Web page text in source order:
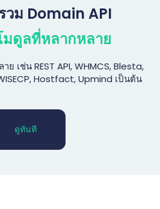
วม Domain API
มดูลที่หลากหลาย
เช่น REST API, WHMCS, Blesta,
Hostfact, Upmind เป็นต้น
ดูทันที